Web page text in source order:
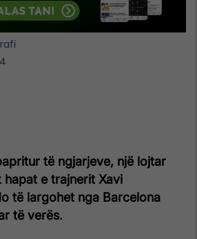
të ngjarjeve, një lojtar
e trajnerit Xavi
të largohet nga Barcelona
të verës.